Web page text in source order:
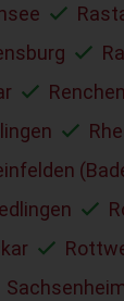
Renchen